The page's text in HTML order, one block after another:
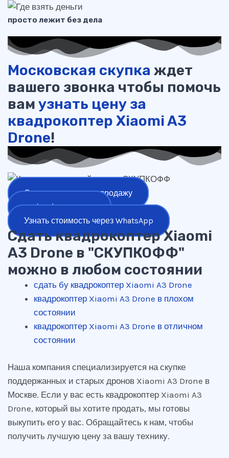
просто лежит без дела
Московская скупка ждет
вашего звонка чтобы помочь
вам узнать цену за
квадрокоптер Xiaomi A3
Drone!
Оставить заявку на продажу
+7 (977) 777-25-24
Узнать стоимость через WhatsApp
Сдать квадрокоптер Xiaomi
A3 Drone в "СКУПКОФФ"
можно в любом состоянии
сдать бу квадрокоптер Xiaomi A3 Drone
квадрокоптер Xiaomi A3 Drone в плохом
состоянии
квадрокоптер Xiaomi A3 Drone в отличном
состоянии
Наша компания специализируется на скупке
поддержанных и старых дронов Xiaomi A3 Drone в
Москве. Если у вас есть квадрокоптер Xiaomi A3
Drone, который вы хотите продать, мы готовы
выкупить его у вас. Обращайтесь к нам, чтобы
получить лучшую цену за вашу технику.